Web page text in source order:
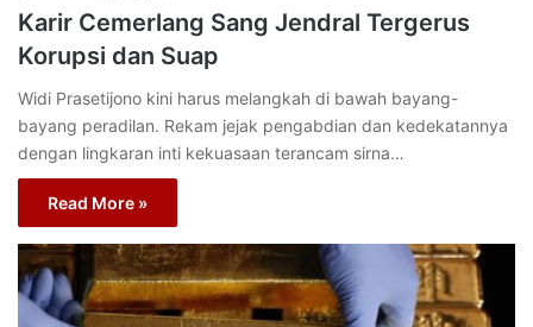
Karir Cemerlang Sang Jendral Tergerus
Korupsi dan Suap
Widi Prasetijono kini harus melangkah di bawah bayang-
bayang peradilan. Rekam jejak pengabdian dan kedekatannya
dengan lingkaran inti kekuasaan terancam sirna…
Read More »